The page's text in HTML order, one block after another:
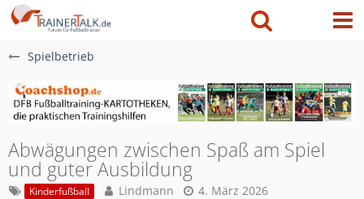
Spielbetrieb
Abwägungen zwischen Spaß am Spiel
und guter Ausbildung
Kinderfußball Lindmann 4. März 2026